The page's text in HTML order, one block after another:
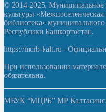
© 2014-2025. Муниципальное
культуры «Межпоселенческая
библиотека»
Республики Башкортостан.
https://mcrb-kalt.ru -
При использовании
обязательна.
МБУК “МЦРБ” МР